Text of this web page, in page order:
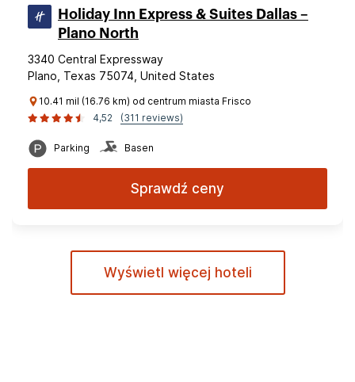
Holiday Inn Express & Suites Dallas –
Plano North
3340 Central Expressway
Plano, Texas 75074, United States
10.41 mil (16.76 km) od centrum miasta Frisco
4,52
(311 reviews)
Parking Basen
Sprawdź ceny
Wyświetl więcej hoteli